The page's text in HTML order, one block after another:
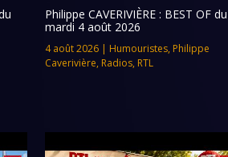
Philippe CAVERIVIÈRE : BEST OF du
mardi 4 août 2026
4 août 2026| Humouristes, Philippe
Caverivière, Radios, RTL